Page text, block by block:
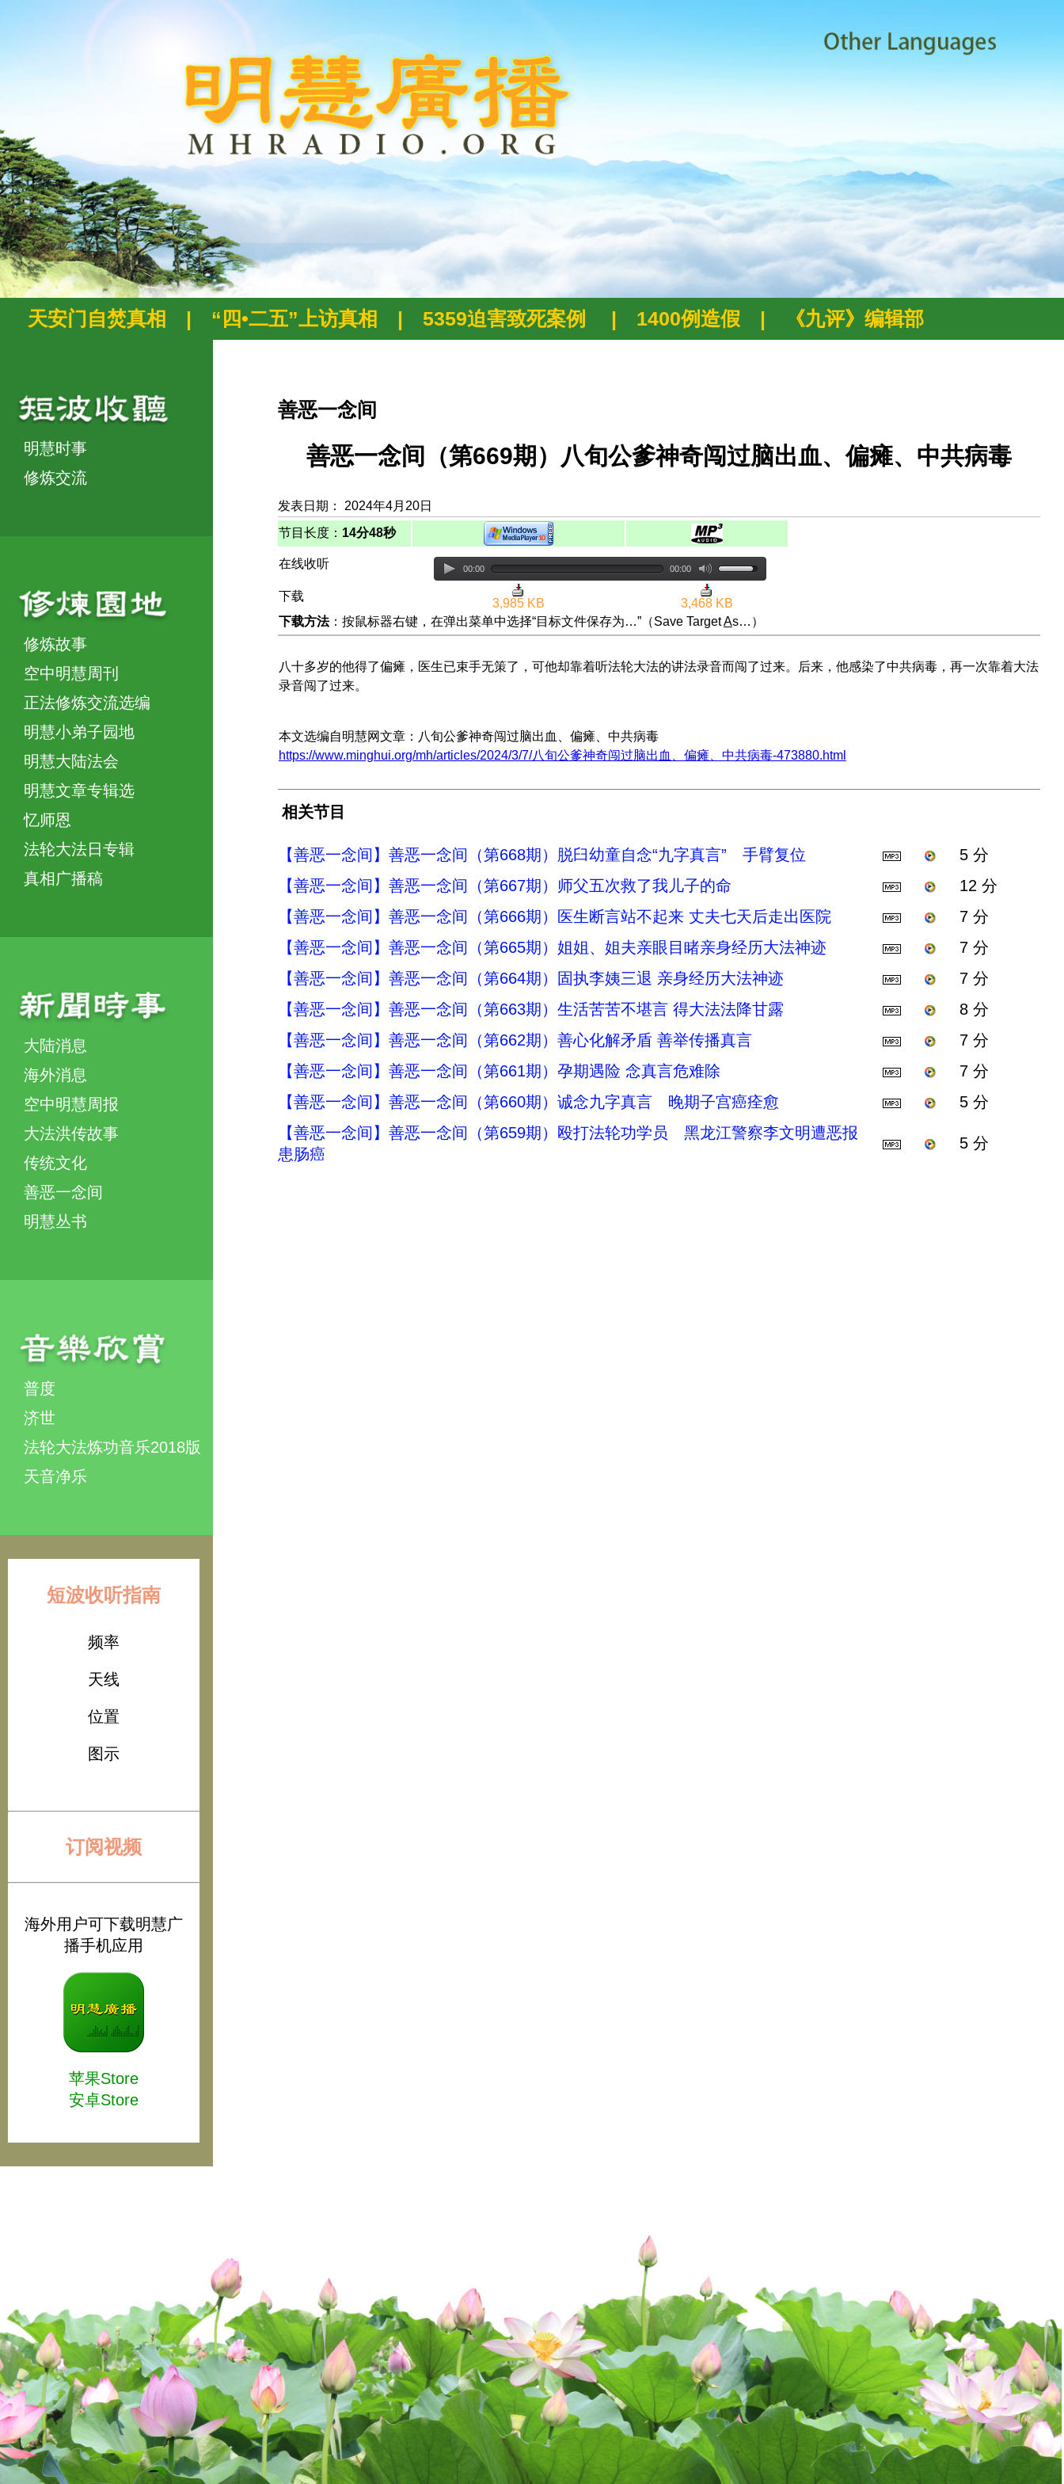
天安门自焚真相 | “四•二五”上访真相 | 5359迫害致死案例 | 1400例造假 | 《九评》编辑部
明慧时事
修炼交流
修炼故事
空中明慧周刊
正法修炼交流选编
明慧小弟子园地
明慧大陆法会
明慧文章专辑选
忆师恩
法轮大法日专辑
真相广播稿
大陆消息
海外消息
空中明慧周报
大法洪传故事
传统文化
善恶一念间
明慧丛书
普度
济世
法轮大法炼功音乐2018版
天音净乐
短波收听指南
频率
天线
位置
图示
订阅视频
海外用户可下载明慧广
播手机应用
苹果Store
安卓Store
善恶一念间
善恶一念间（第669期）八旬公爹神奇闯过脑出血、偏瘫、中共病毒
发表日期： 2024年4月20日
节目长度： 14分48秒
在线收听 00:00 00:00
下载
3,985 KB
3,468 KB
下载方法：按鼠标器右键，在弹出菜单中选择“目标文件保存为…”（Save TargetAs…）
八十多岁的他得了偏瘫，医生已束手无策了，可他却靠着听法轮大法的讲法录音而闯了过来。后来，他感染了中共病毒，再一次靠着大法
录音闯了过来。
本文选编自明慧网文章：八旬公爹神奇闯过脑出血、偏瘫、中共病毒
https://www.minghui.org/mh/articles/2024/3/7/八旬公爹神奇闯过脑出血、偏瘫、中共病毒-473880.html
相关节目
【善恶一念间】善恶一念间（第668期）脱臼幼童自念“九字真言” 手臂复位
5 分
【善恶一念间】善恶一念间（第667期）师父五次救了我儿子的命
12 分
【善恶一念间】善恶一念间（第666期）医生断言站不起来 丈夫七天后走出医院
7 分
【善恶一念间】善恶一念间（第665期）姐姐、姐夫亲眼目睹亲身经历大法神迹
7 分
【善恶一念间】善恶一念间（第664期）固执李姨三退 亲身经历大法神迹
7 分
【善恶一念间】善恶一念间（第663期）生活苦苦不堪言 得大法法降甘露
8 分
【善恶一念间】善恶一念间（第662期）善心化解矛盾 善举传播真言
7 分
【善恶一念间】善恶一念间（第661期）孕期遇险 念真言危难除
7 分
【善恶一念间】善恶一念间（第660期）诚念九字真言 晚期子宫癌痊愈
5 分
【善恶一念间】善恶一念间（第659期）殴打法轮功学员 黑龙江警察李文明遭恶报
患肠癌
5 分